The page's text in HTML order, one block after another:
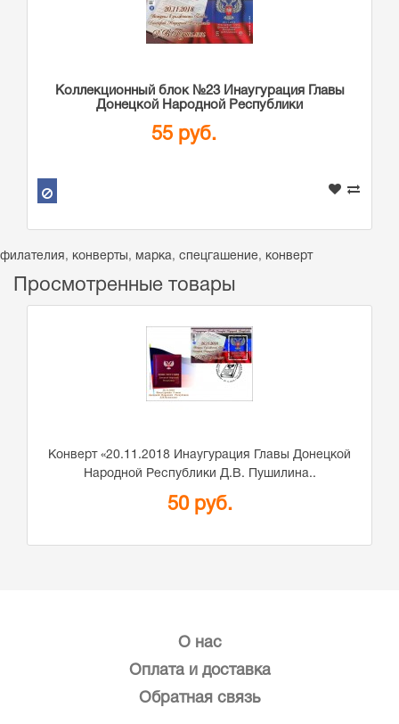
Коллекционный блок №23 Инаугурация Главы
Донецкой Народной Республики
55 руб.
филателия, конверты, марка, спецгашение, конверт
Просмотренные товары
Конверт «20.11.2018 Инаугурация Главы Донецкой
Народной Республики Д.В. Пушилина..
50 руб.
О нас
Оплата и доставка
Обратная связь